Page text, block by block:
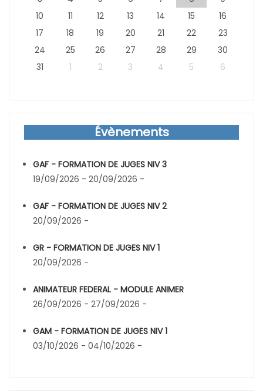
10
11 12 13 14 15
16
17
18 19 20 21 22
23
24
25 26 27 28 29
30
31
1 2 3 4 5 6
Évènements
GAF - FORMATION DE JUGES NIV 3
19/09/2026 - 20/09/2026 -
GAF - FORMATION DE JUGES NIV 2
20/09/2026 -
GR - FORMATION DE JUGES NIV 1
20/09/2026 -
ANIMATEUR FEDERAL - MODULE ANIMER
26/09/2026 - 27/09/2026 -
GAM - FORMATION DE JUGES NIV 1
03/10/2026 - 04/10/2026 -